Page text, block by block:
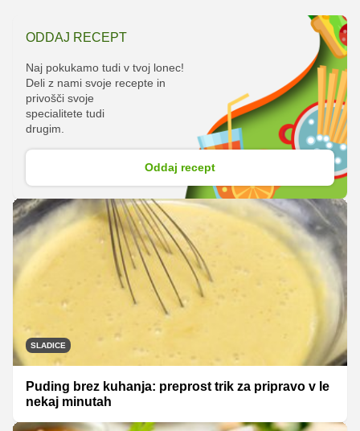
ODDAJ RECEPT
Naj pokukamo tudi v tvoj lonec!
Deli z nami svoje recepte in
privošči svoje
specialitete tudi
drugim.
Oddaj recept
SLADICE
Puding brez kuhanja: preprost trik za pripravo v le
nekaj minutah